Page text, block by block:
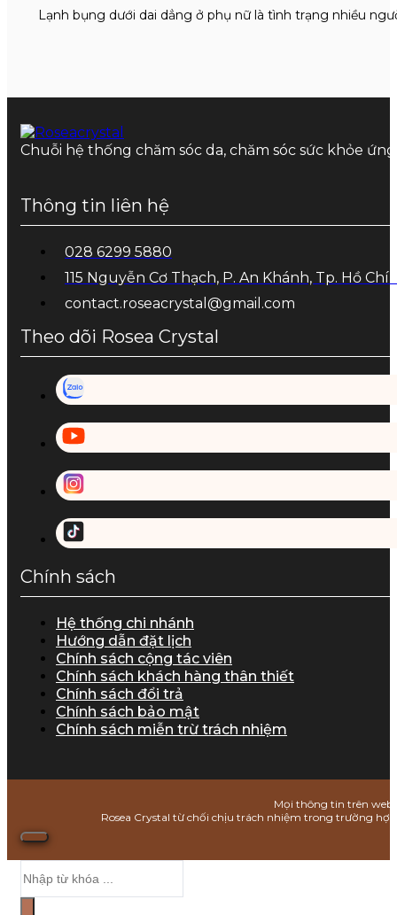
Lạnh bụng dưới dai dẳng ở phụ nữ là tình trạng nhiều
Chuỗi hệ thống chăm sóc da, chăm sóc sức khỏe
Thông tin liên hệ
028 6299 5880
115 Nguyễn Cơ Thạch, P. An Khánh, Tp. Hồ Chí
contact.roseacrystal@gmail.com
Theo dõi Rosea Crystal
Chính sách
Hệ thống chi nhánh
Hướng dẫn đặt lịch
Chính sách cộng tác viên
Chính sách khách hàng thân thiết
Chính sách đổi trả
Chính sách bảo mật
Chính sách miễn trừ trách nhiệm
Mọi thông tin trên
Rosea Crystal từ chối chịu trách nhiệm trong trường
...